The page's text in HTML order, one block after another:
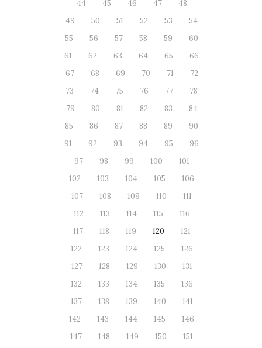
44 45 46 47
48
49
50 51 52 53
54
55
56 57 58 59
60
61
62 63 64 65
66
67
68 69 70 71
72
73
74 75 76 77
78
79
80 81 82 83
84
85
86 87 88 89
90
91
92 93 94 95
96
97
98 99 100
101
102
103 104 105
106
107
108 109 110
111
112
113 114 115
116
117
118 119 120
121
122
123 124 125
126
127
128 129 130
131
132
133 134 135
136
137
138 139 140
141
142
143 144 145
146
147
148 149 150
151